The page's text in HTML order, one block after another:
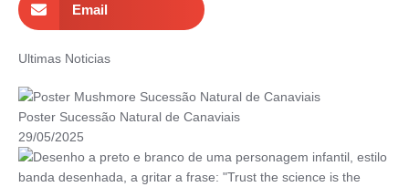
Email
Ultimas Noticias
Poster Sucessão Natural de Canaviais
29/05/2025